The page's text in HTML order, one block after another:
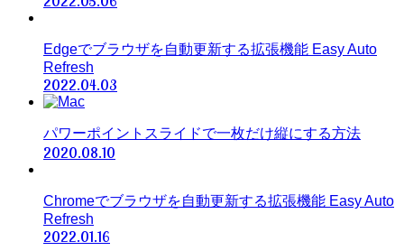
Edgeでブラウザを自動更新する拡張機能 Easy Auto
Refresh
2022.04.03
パワーポイントスライドで一枚だけ縦にする方法
2020.08.10
Chromeでブラウザを自動更新する拡張機能 Easy Auto
Refresh
2022.01.16